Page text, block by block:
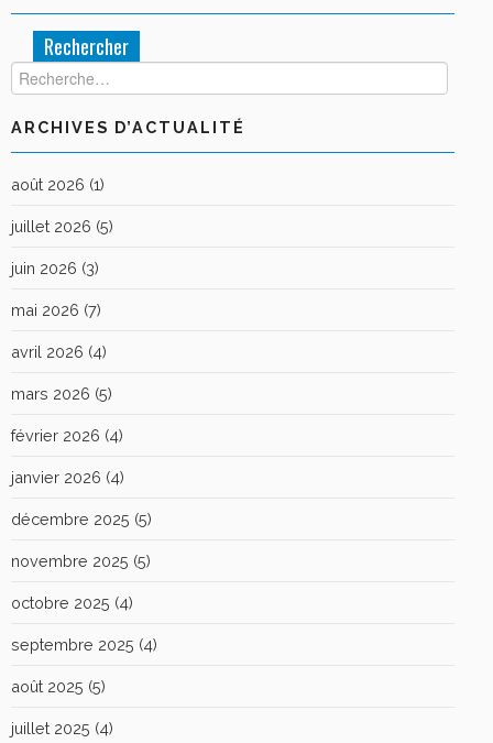
Rechercher :
ARCHIVES D’ACTUALITÉ
août 2026 (1)
juillet 2026 (5)
juin 2026 (3)
mai 2026 (7)
avril 2026 (4)
mars 2026 (5)
février 2026 (4)
janvier 2026 (4)
décembre 2025 (5)
novembre 2025 (5)
octobre 2025 (4)
septembre 2025 (4)
août 2025 (5)
juillet 2025 (4)